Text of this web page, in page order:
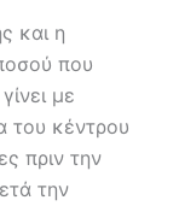
και η
που
με
του κέντρου
πριν την
την